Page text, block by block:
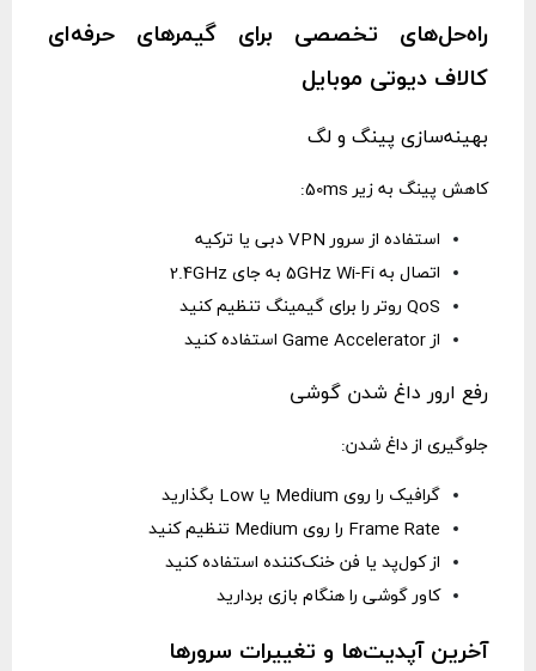
راه‌حل‌های تخصصی برای گیمرهای حرفه‌ای
کالاف دیوتی موبایل
بهینه‌سازی پینگ و لگ
کاهش پینگ به زیر 50ms:
استفاده از سرور VPN دبی یا ترکیه
اتصال به 5GHz Wi-Fi به جای 2.4GHz
QoS روتر را برای گیمینگ تنظیم کنید
از Game Accelerator استفاده کنید
رفع ارور داغ شدن گوشی
جلوگیری از داغ شدن:
گرافیک را روی Medium یا Low بگذارید
Frame Rate را روی Medium تنظیم کنید
از کول‌پد یا فن خنک‌کننده استفاده کنید
کاور گوشی را هنگام بازی بردارید
آخرین آپدیت‌ها و تغییرات سرورها